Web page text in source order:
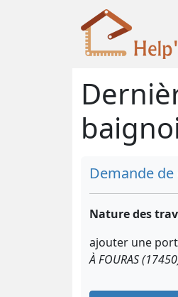
Demande
Nature des
ajouter une
À FOURAS